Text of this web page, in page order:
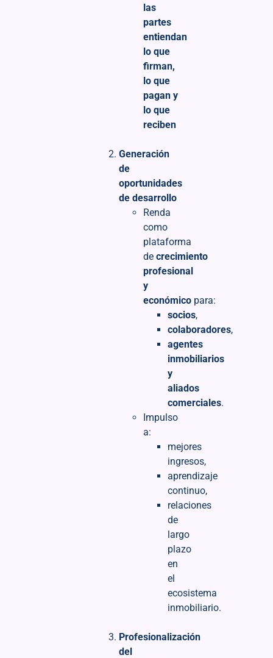
las
partes
entiendan
lo que
firman,
lo que
pagan y
lo que
reciben
Generación
de
oportunidades
de desarrollo
Renda
como
plataforma
de crecimiento
profesional
y
económico para:
socios,
colaboradores,
agentes
inmobiliarios
y
aliados
comerciales.
Impulso
a:
mejores
ingresos,
aprendizaje
continuo,
relaciones
de
largo
plazo
en
el
ecosistema
inmobiliario.
Profesionalización
del